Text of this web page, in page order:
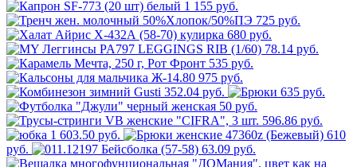
1 155 руб.
725 руб.
680 руб.
78.14 руб.
535 руб.
975 руб.
352.04 руб.
635 руб.
50 руб.
596.86 руб.
1 603.50 руб.
610
руб.
63.09 руб.